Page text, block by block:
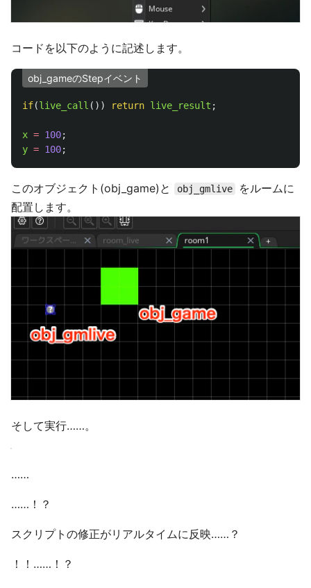
コードを以下のように記述します。
obj_gameのStepイベント
if(live_call ()) return live_result ;
x = 100;
y = 100;
このオブジェクト(obj_game)と obj_gmlive
をルームに
配置します。
そして実行……。
……
……！？
スクリプトの修正がリアルタイムに反映……？
！！……！？